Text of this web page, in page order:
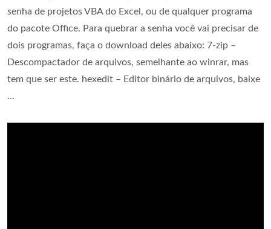
senha de projetos VBA do Excel, ou de qualquer programa
do pacote Office. Para quebrar a senha você vai precisar de
dois programas, faça o download deles abaixo: 7-zip –
Descompactador de arquivos, semelhante ao winrar, mas
tem que ser este. hexedit – Editor binário de arquivos, baixe
...